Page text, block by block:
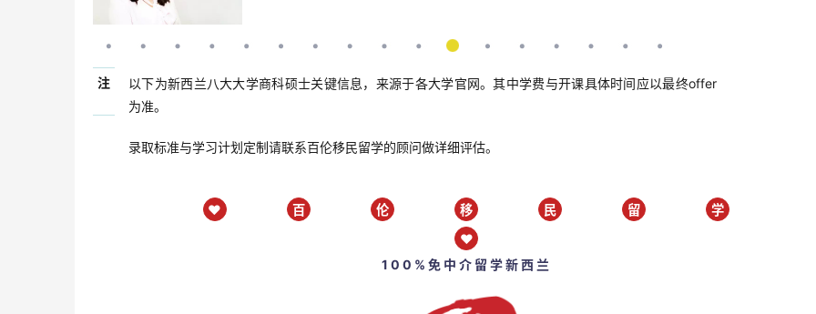
注
以下为新西兰八大大学商科硕士关键信息，来源于各大学官网。其中学费与开课具体时间应以最终offer
为准。
录取标准与学习计划定制请联系百伦移民留学的顾问做详细评估。
♥ 百 伦 移 民 留
学
♥
100%免中介留学新西兰